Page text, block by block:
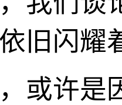
旧闪耀
或许是